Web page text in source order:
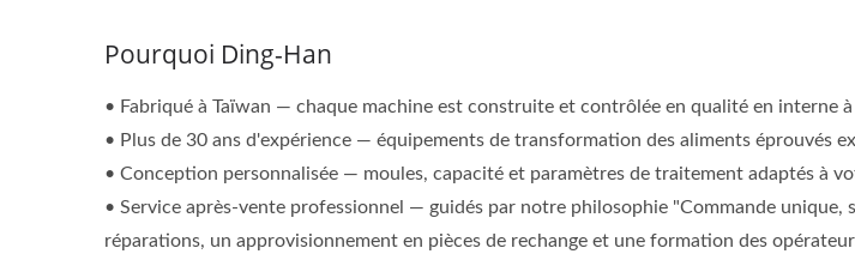
Pourquoi Ding-Han
• Fabriqué à Taïwan — chaque machine est construite et contrôlée en qualité en interne
• Plus de 30 ans d'expérience — équipements de transformation des aliments éprouvés
• Conception personnalisée — moules, capacité et paramètres de traitement adaptés à
• Service après-vente professionnel — guidés par notre philosophie "Commande unique,
réparations, un approvisionnement en pièces de rechange et une formation des